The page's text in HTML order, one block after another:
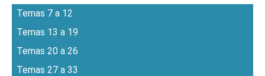
Temas 7 a 12
Temas 13 a 19
Temas 20 a 26
Temas 27 a 33